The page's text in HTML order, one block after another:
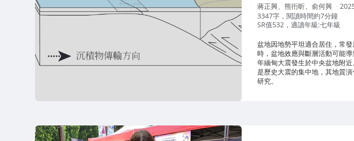
作
者：
蔣正興、熊衎昕、俞何興
3347字，閱讀時間約7分鐘
SR值532，適讀年級:七年級
盆地因地勢平坦適合居住，常
時，盆地效應與斷層活動可能
年緬甸大震發生於中央盆地附
是歷史大震的集中地，其地質
研究。